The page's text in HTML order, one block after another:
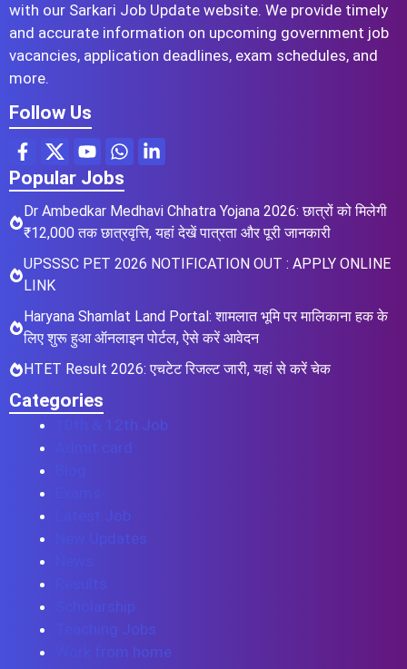
with our Sarkari Job Update website. We provide timely
and accurate information on upcoming government job
vacancies, application deadlines, exam schedules, and
more.
Follow Us
Popular Jobs
Dr Ambedkar Medhavi Chhatra Yojana 2026: छात्रों को मिलेगी
₹12,000 तक छात्रवृत्ति, यहां देखें पात्रता और पूरी जानकारी
UPSSSC PET 2026 NOTIFICATION OUT : APPLY ONLINE
LINK
Haryana Shamlat Land Portal: शामलात भूमि पर मालिकाना हक के
लिए शुरू हुआ ऑनलाइन पोर्टल, ऐसे करें आवेदन
HTET Result 2026: एचटेट रिजल्ट जारी, यहां से करें चेक
Categories
10th & 12th Job
Admit card
Latest Job
New Updates
Results
Scholarship
Teaching Jobs
Work from home